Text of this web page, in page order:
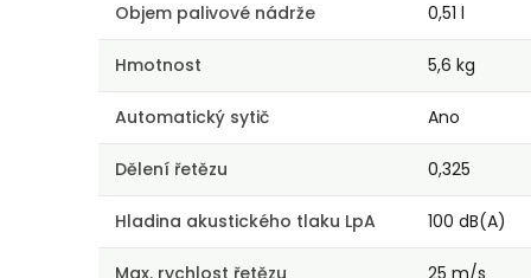
Objem palivové nádrže 0,51 l
Hmotnost 5,6 kg
Automatický sytič Ano
Dělení řetězu 0,325
Hladina akustického tlaku LpA 100 dB(A)